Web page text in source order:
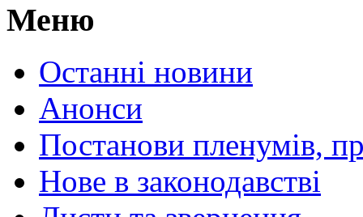
Меню
Останні новини
Анонси
Постанови пленумів,
Нове в законодавстві